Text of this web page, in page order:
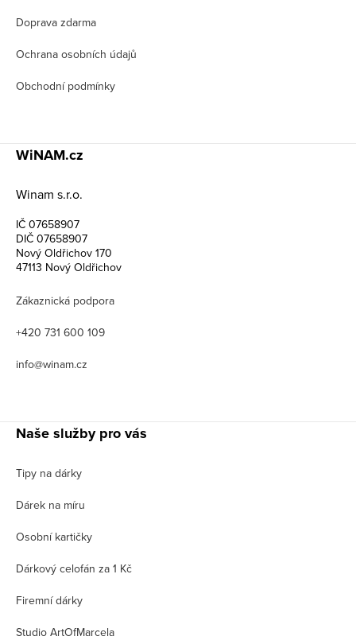
Doprava zdarma
Ochrana osobních údajů
Obchodní podmínky
WiNAM.cz
Winam s.r.o.
IČ 07658907
DIČ 07658907
Nový Oldřichov 170
47113 Nový Oldřichov
Zákaznická podpora
+420 731 600 109
info@winam.cz
Naše služby pro vás
Tipy na dárky
Dárek na míru
Osobní kartičky
Dárkový celofán za 1 Kč
Firemní dárky
Studio ArtOfMarcela